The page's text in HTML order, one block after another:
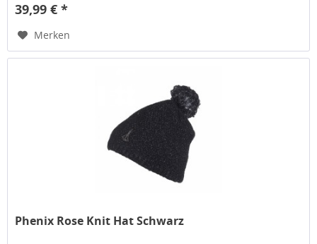
39,99 € *
Merken
Phenix Rose Knit Hat Schwarz